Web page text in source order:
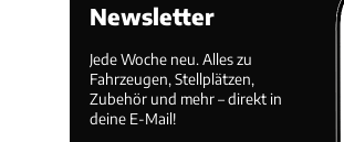
Newsletter
Jede Woche neu. Alles zu
Fahrzeugen, Stellplätzen,
Zubehör und mehr – direkt in
deine E-Mail!